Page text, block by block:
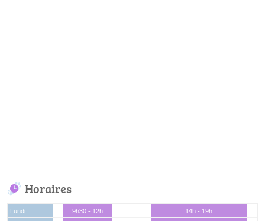
Horaires
Lundi 9h30 - 12h
14h - 19h